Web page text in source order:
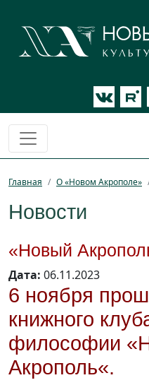
Главная О «Новом Акрополе»
Новости
«Новый
Дата: 06.11.2023
6 ноября
книжного
философии
Акрополь«.